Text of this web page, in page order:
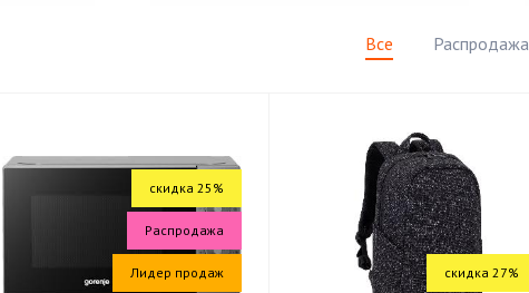
Все Распродажа
скидка 25%
Распродажа
Лидер продаж скидка 27%